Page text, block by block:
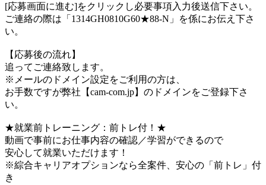
[応募画面に進む]をクリックし必要事項入力後送信下さい。
ご連絡の際は「1314GH0810G60★88-N」を係にお伝え下さ
い。
【応募後の流れ】
追ってご連絡致します。
※メールのドメイン設定をご利用の方は、
お手数ですが弊社【cam-com.jp】のドメインをご登録下さ
い。
★就業前トレーニング：前トレ付！★
動画で事前にお仕事内容の確認／学習ができるので
安心して就業いただけます！
※綜合キャリアオプションなら全案件、安心の「前トレ」付
き